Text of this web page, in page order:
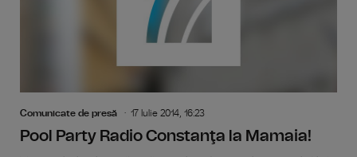
Comunicate de presă 17 Iulie 2014, 16:23
Pool Party Radio Constanţa la Mamaia!